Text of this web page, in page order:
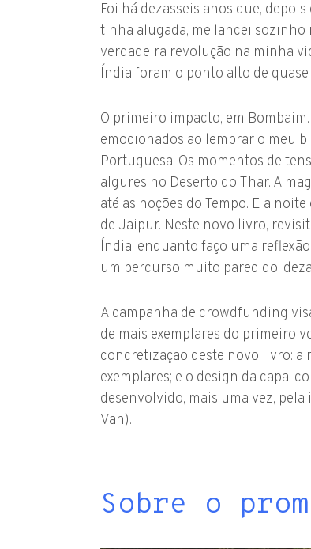
Foi há dezasseis anos que,
tinha alugada, me lancei
verdadeira revolução na minha
Índia foram o ponto alto de
O primeiro impacto, em
emocionados ao lembrar o meu
Portuguesa. Os momentos de
algures no Deserto do Thar. A
até as noções do Tempo. E a
de Jaipur. Neste novo livro,
Índia, enquanto faço uma
um percurso muito parecido,
A campanha de crowdfunding
de mais exemplares do primeiro
concretização deste novo livro: a
exemplares; e o design da capa,
desenvolvido, mais uma vez,
Van).
Sobre o